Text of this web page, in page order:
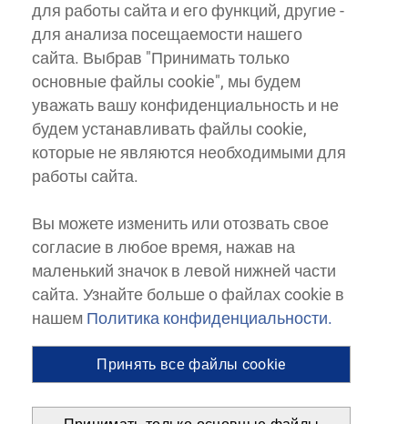
для работы сайта и его функций, другие -
для анализа посещаемости нашего
сайта. Выбрав "Принимать только
основные файлы cookie", мы будем
уважать вашу конфиденциальность и не
будем устанавливать файлы cookie,
которые не являются необходимыми для
работы сайта.
Вы можете изменить или отозвать свое
согласие в любое время, нажав на
маленький значок в левой нижней части
сайта. Узнайте больше о файлах cookie в
нашем Политика конфиденциальности.
Принять все файлы cookie